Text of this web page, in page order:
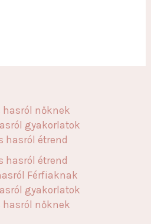
hasról nőknek
gyakorlatok
hasról étrend
hasról étrend
Férfiaknak
gyakorlatok
hasról nőknek